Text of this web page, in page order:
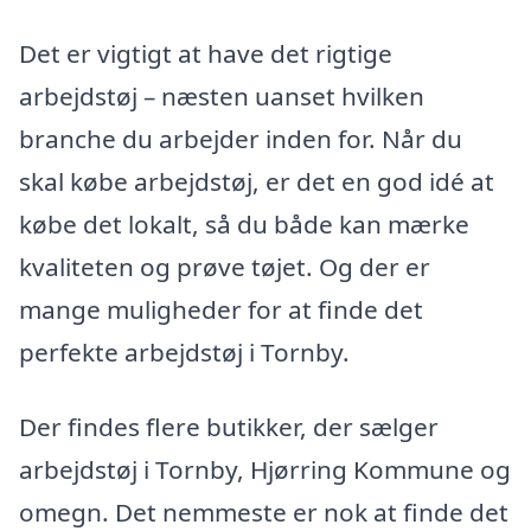
Det er vigtigt at have det rigtige
arbejdstøj – næsten uanset hvilken
branche du arbejder inden for. Når du
skal købe arbejdstøj, er det en god idé at
købe det lokalt, så du både kan mærke
kvaliteten og prøve tøjet. Og der er
mange muligheder for at finde det
perfekte arbejdstøj i Tornby.
Der findes flere butikker, der sælger
arbejdstøj i Tornby, Hjørring Kommune og
omegn. Det nemmeste er nok at finde det